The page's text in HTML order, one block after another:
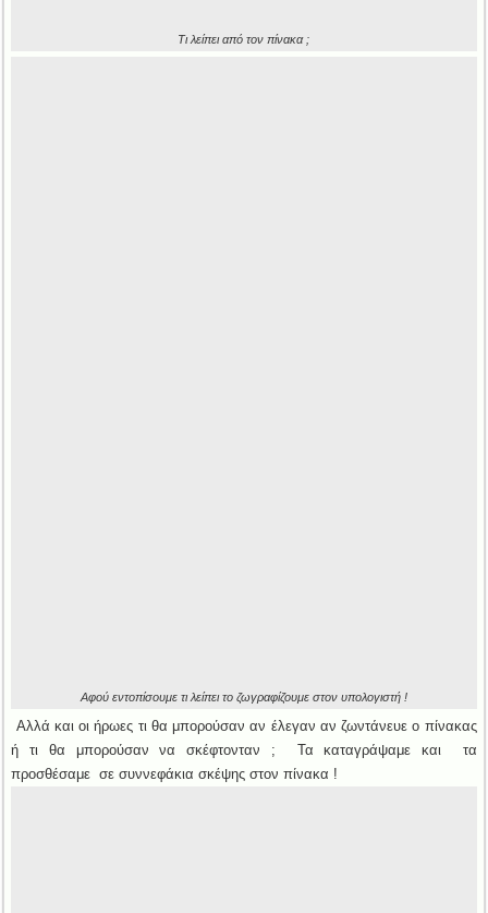
Τι λείπει από τον πίνακα ;
Αφού εντοπίσουμε τι λείπει το ζωγραφίζουμε στον υπολογιστή !
Αλλά και οι ήρωες τι θα μπορούσαν αν έλεγαν αν ζωντάνευε ο πίνακας
ή τι θα μπορούσαν να σκέφτονταν ; Τα καταγράψαμε και τα
προσθέσαμε σε συννεφάκια σκέψης στον πίνακα !